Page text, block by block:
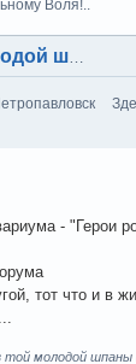
Воля!..
один из той молодой шпаны
- "Герои
тот что и в
молодой шпаны